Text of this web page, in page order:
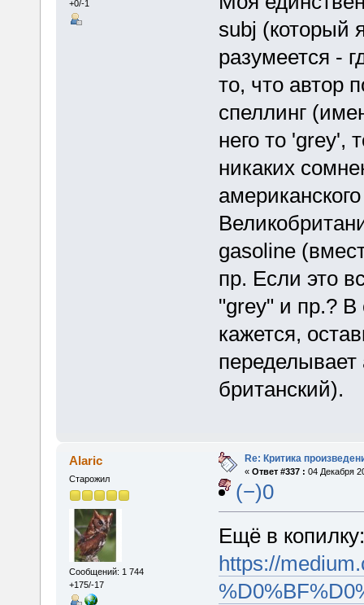
+0/-1
subj (который
разумеется -
то, что автор
спеллинг
него то 'grey',
никаких
gasoline
пр. Если это
"grey" и пр.? В
кажется,
переделывает
британский).
Alaric
Старожил
Сообщений: 1 744
+175/-17
Re: Критика
« Ответ #337 : 04 Декабря
(−)0
Ещё в копилку:
https://